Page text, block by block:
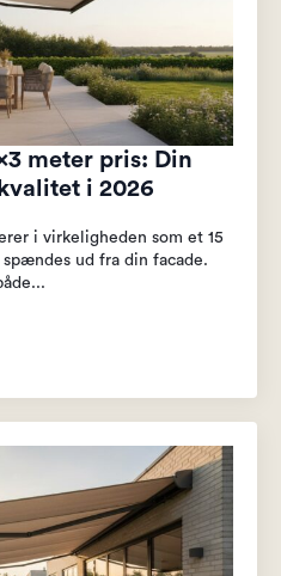
meter pris: Din
i 2026
i virkeligheden som et 15
ud fra din facade.